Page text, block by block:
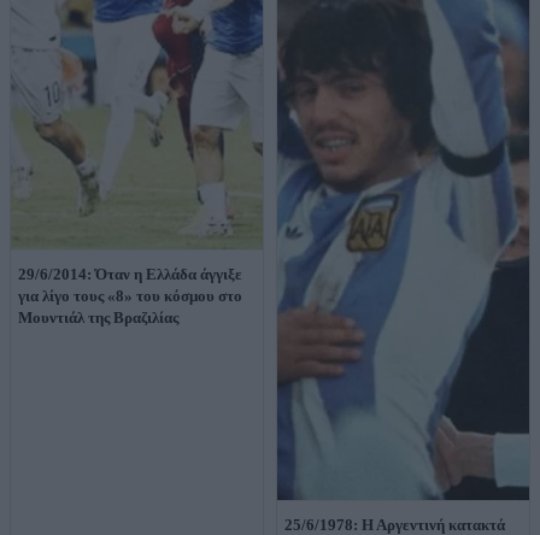
29/6/2014: Όταν η Ελλάδα άγγιξε
για λίγο τους «8» του κόσμου στο
Μουντιάλ της Βραζιλίας
25/6/1978: Η Αργεντινή κατακτά